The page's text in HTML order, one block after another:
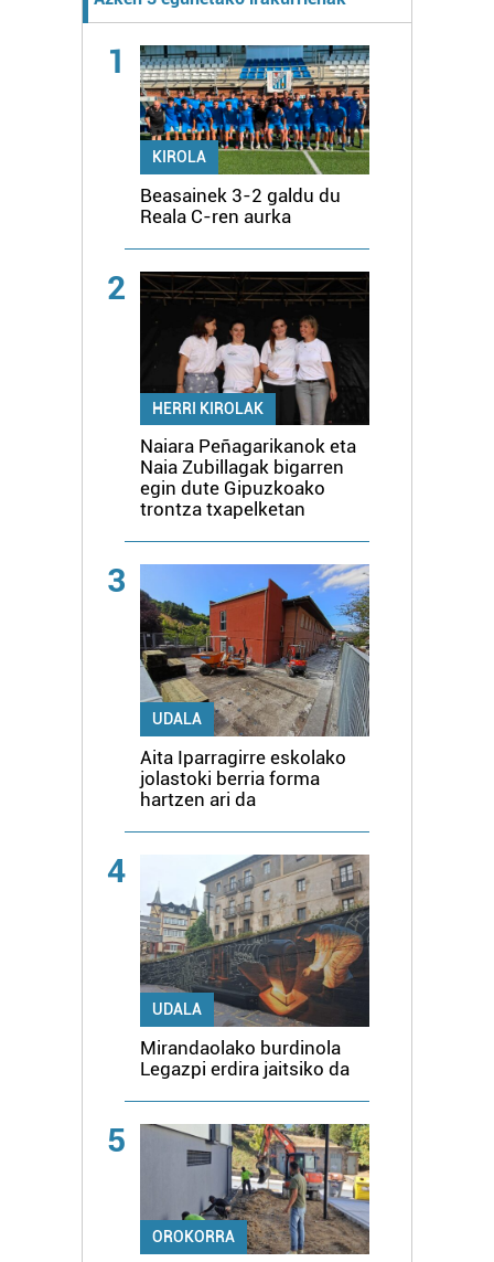
1
KIROLA
Beasainek 3-2 galdu du
Reala C-ren aurka
2
HERRI KIROLAK
Naiara Peñagarikanok eta
Naia Zubillagak bigarren
egin dute Gipuzkoako
trontza txapelketan
3
UDALA
Aita Iparragirre eskolako
jolastoki berria forma
hartzen ari da
4
UDALA
Mirandaolako burdinola
Legazpi erdira jaitsiko da
5
OROKORRA